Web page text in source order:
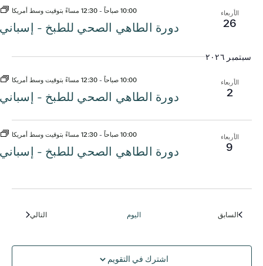
الأربعاء
26
10:00 صباحاً -12:30 مساءً بتوقيت وسط أمريكا
دورة الطاهي الصحي للطبخ -
سبتمبر ٢٠٢٦
الأربعاء
2
10:00 صباحاً -12:30 مساءً بتوقيت وسط أمريكا
دورة الطاهي الصحي للطبخ -
الأربعاء
9
10:00 صباحاً -12:30 مساءً بتوقيت وسط أمريكا
دورة الطاهي الصحي للطبخ -
السابقالفعاليات اليوم التاليالفعاليات
اشترك في التقويم